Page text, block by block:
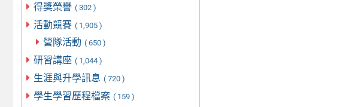
得獎榮譽 ( 302 )
活動競賽 ( 1,905 )
營隊活動 ( 650 )
研習講座 ( 1,044 )
生涯與升學訊息 ( 720 )
學生學習歷程檔案 ( 159 )